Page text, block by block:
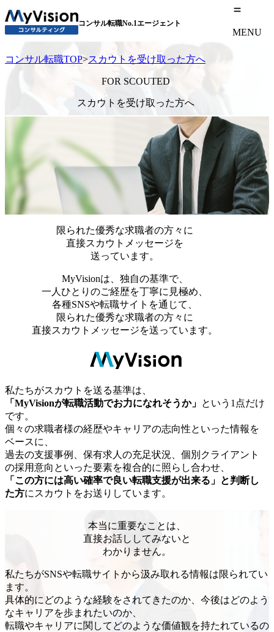
コンサル転職No.1エージェント
MENU
コンサル転職TOP>スカウトを受け取った方へ
FOR SCOUTED
スカウトを受け取った方へ
限られた優秀な求職者の方々に
直接スカウトメッセージを
送っています。
MyVisionは、独自の基準で、
一人ひとりのご経歴を丁寧に見極め、
各種SNSや転職サイトを通じて、
限られた優秀な求職者の方々に
直接スカウトメッセージを送っています。
私たちがスカウトを送る基準は、
「MyVisionが転職活動でお力になれそうか」 という1点だけ
です。
個々の求職者様の経歴やキャリアの志向性といった情報を
ベースに、
過去の支援事例、保有求人の充足状況、個別クライアント
の採用意向といった要素を複合的に照らし合わせ、
「この方には高い確率で良い転職支援が出来る」と判断し
た方にスカウトをお送りしています。
本当に重要なことは、
直接お話ししてみないと
わかりません。
私たちがSNSや転職サイトから汲み取れる情報は限られてい
ます。
具体的にどのような経験をされてきたのか、今後はどのよう
なキャリアを歩まれたいのか、
転職やキャリアに関してどのような価値観を持たれているの